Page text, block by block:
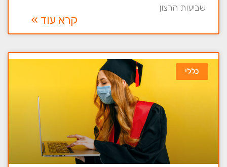
שביעות הרצון
קרא עוד »
כללי